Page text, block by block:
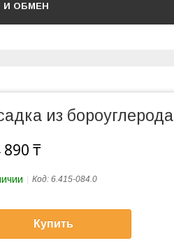
И ОБМЕН
из бороуглерода
890 ₸
Код: 6.415-084.0
Купить